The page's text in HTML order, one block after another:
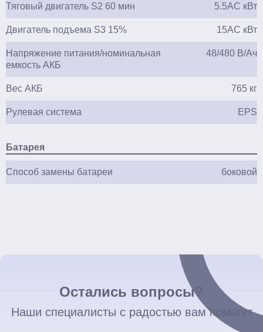
Тяговый двигатель S2 60 мин 5.5АС кВт
Двигатель подъема S3 15% 15АС кВт
Напряжение питания/номинальная
емкость АКБ
48/480 В/Ач
Вес АКБ 765 кг
Рулевая система EPS
Батарея
Способ замены батареи боковой
Остались вопросы?
Наши специалисты с радостью вам помогут